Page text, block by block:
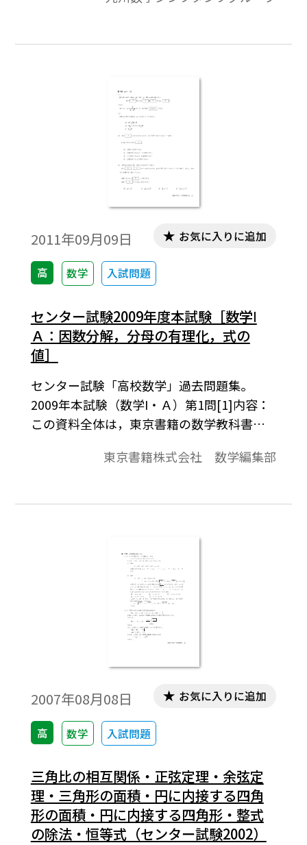
2011年09月09日
高 数学 入試問題
お気に入りに追加
センター試験2009年度本試験［数学Ⅰ
Ａ：因数分解，分母の有理化，式の
値］
センター試験「高校数学」過去問題集。
2009年本試験（数学I・Ａ）第1問[1]内容：
この資料全体は，東京書籍の数学教科書の
センター試験問題を分類したものです。この
題と解答で構成されています。※コピーし
東京書籍株式会社 数学編集部
2007年08月08日
高 数学 入試問題
お気に入りに追加
三角比の相互関係・正弦定理・余弦定
理・三角形の面積・円に内接する四角
形の面積・円に内接する四角形・整式
の除法・恒等式（センター試験2002）